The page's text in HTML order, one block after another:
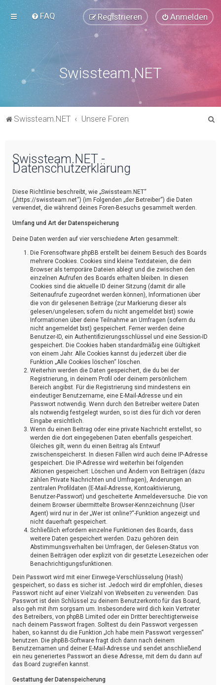
FAQ Anmelden
Registrieren
Swissteam.NET
Swissteam.NET Unsere Foren
Swissteam.NET -
Datenschutzerklärung
Diese Richtlinie beschreibt, wie „Swissteam.NET“
(„https://swissteam.net“) (im Folgenden „der Betreiber“) die Daten
verwendet, die während deines Foren-Besuchs gesammelt werden.
Umfang und Art der Datenspeicherung
Deine Daten werden auf vier verschiedene Arten gesammelt:
Die Forensoftware phpBB erstellt bei deinem Besuch des Boards
mehrere Cookies. Cookies sind kleine Textdateien, die dein
Browser als temporäre Dateien ablegt und die zwischen den
einzelnen Aufrufen des Boards erhalten bleiben. In diesen
Cookies sind die aktuelle ID deiner Sitzung (damit dir alle
Seitenaufrufe zugeordnet werden können), Informationen über
die von dir gelesenen Beiträge (zur Markierung dieser als
gelesen/ungelesen; sofern du nicht angemeldet bist) sowie
Informationen über deine Teilnahme an Umfragen (sofern du
nicht angemeldet bist) gespeichert. Ferner werden deine
Benutzer-ID, ein Authentifizierungsschlüssel und eine Session-ID
gespeichert. Die Cookies haben standardmäßig eine Gültigkeit
von einem Jahr. Alle Cookies kannst du jederzeit über die
Funktion „Alle Cookies löschen“ löschen.
Weiterhin werden die Daten gespeichert, die du bei der
Registrierung, in deinem Profil oder deinem persönlichem
Bereich angibst. Für die Registrierung sind mindestens ein
eindeutiger Benutzername, eine E-Mail-Adresse und ein
Passwort notwendig. Wenn durch den Betreiber weitere Daten
als notwendig festgelegt wurden, so ist dies für dich vor deren
Eingabe ersichtlich.
Wenn du einen Beitrag oder eine private Nachricht erstellst, so
werden die dort eingegebenen Daten ebenfalls gespeichert.
Gleiches gilt, wenn du einen Beitrag als Entwurf
zwischenspeicherst. In diesen Fällen wird auch deine IP-Adresse
gespeichert. Die IP-Adresse wird weiterhin bei folgenden
Aktionen gespeichert: Löschen und Ändern von Beiträgen (dazu
zählen Private Nachrichten und Umfragen), Änderungen an
zentralen Profildaten (E-Mail-Adresse, Kontoaktivierung,
Benutzer-Passwort) und gescheiterte Anmeldeversuche. Die von
deinem Browser übermittelte Browser-Kennzeichnung (User
Agent) wird nur in der „Wer ist online?“-Funktion angezeigt und
nicht dauerhaft gespeichert.
Schließlich erfordern einzelne Funktionen des Boards, dass
weitere Daten gespeichert werden. Dazu gehören dein
Abstimmungsverhalten bei Umfragen, der Gelesen-Status von
deinen Beiträgen oder explizit von dir gesetzte Lesezeichen oder
Benachrichtigungsfunktionen.
Dein Passwort wird mit einer Einwege-Verschlüsselung (Hash)
gespeichert, so dass es sicher ist. Jedoch wird dir empfohlen, dieses
Passwort nicht auf einer Vielzahl von Webseiten zu verwenden. Das
Passwort ist dein Schlüssel zu deinem Benutzerkonto für das Board,
also geh mit ihm sorgsam um. Insbesondere wird dich kein Vertreter
des Betreibers, von phpBB Limited oder ein Dritter berechtigterweise
nach deinem Passwort fragen. Solltest du dein Passwort vergessen
haben, so kannst du die Funktion „Ich habe mein Passwort vergessen“
benutzen. Die phpBB-Software fragt dich dann nach deinem
Benutzernamen und deiner E-Mail-Adresse und sendet anschließend
ein neu generiertes Passwort an diese Adresse, mit dem du dann auf
das Board zugreifen kannst.
Gestattung der Datenspeicherung